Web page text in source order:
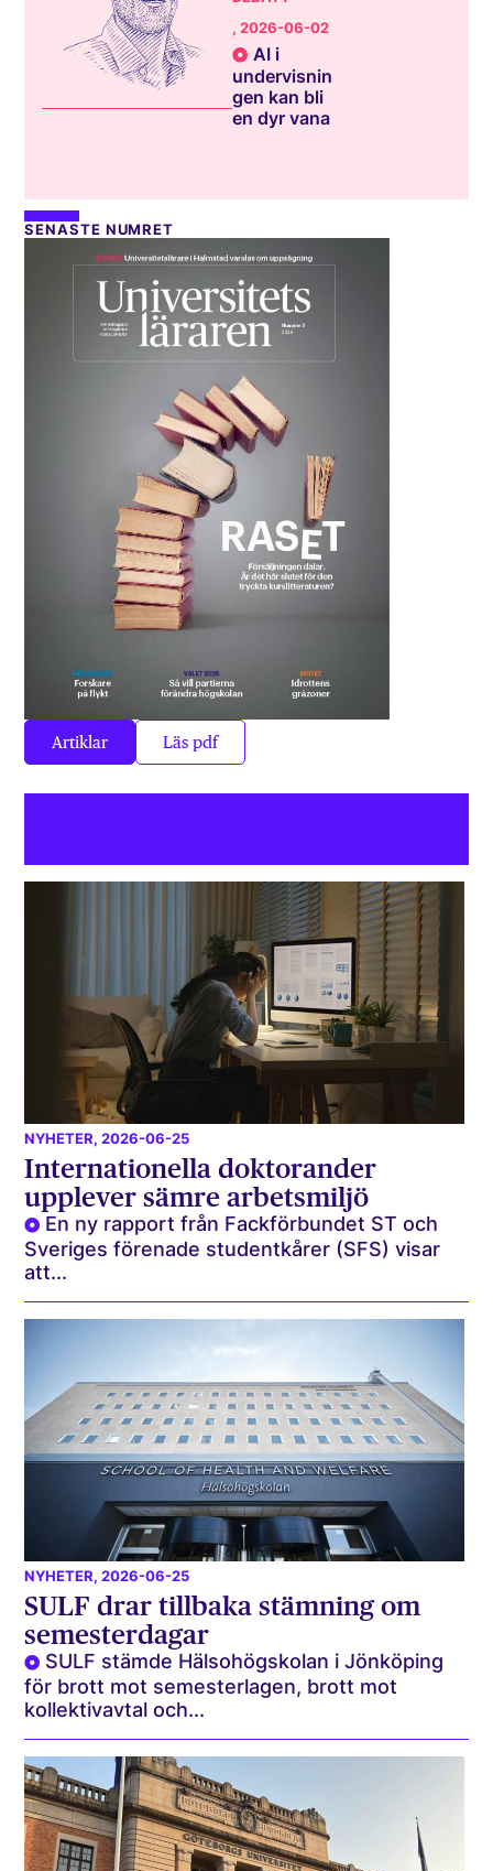
, 2026-06-02
AI i
undervisnin
gen kan bli
en dyr vana
SENASTE NUMRET
Artiklar Läs pdf
NYHETER, 2026-06-25
Internationella doktorander
upplever sämre arbetsmiljö
En ny rapport från Fackförbundet ST och
Sveriges förenade studentkårer (SFS) visar
att...
NYHETER, 2026-06-25
SULF drar tillbaka stämning om
semesterdagar
SULF stämde Hälsohögskolan i Jönköping
för brott mot semesterlagen, brott mot
kollektivavtal och...